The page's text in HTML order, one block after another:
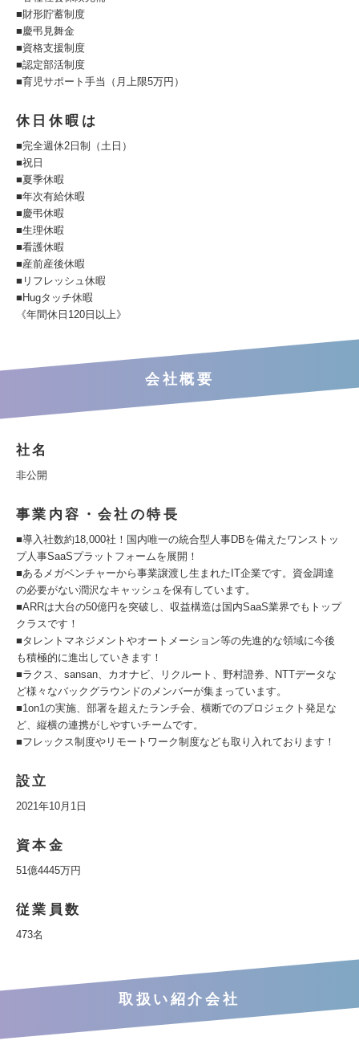
■財形貯蓄制度
■慶弔見舞金
■資格支援制度
■認定部活制度
■育児サポート手当（月上限5万円）
休日休暇は
■完全週休2日制（土日）
■祝日
■夏季休暇
■年次有給休暇
■慶弔休暇
■生理休暇
■看護休暇
■産前産後休暇
■リフレッシュ休暇
■Hugタッチ休暇
《年間休日120日以上》
会社概要
社名
非公開
事業内容・会社の特長
■導入社数約18,000社！国内唯一の統合型人事DBを備えたワンストッ
プ人事SaaSプラットフォームを展開！
■あるメガベンチャーから事業譲渡し生まれたIT企業です。資金調達
の必要がない潤沢なキャッシュを保有しています。
■ARRは大台の50億円を突破し、収益構造は国内SaaS業界でもトップ
クラスです！
■タレントマネジメントやオートメーション等の先進的な領域に今後
も積極的に進出していきます！
■ラクス、sansan、カオナビ、リクルート、野村證券、NTTデータな
ど様々なバックグラウンドのメンバーが集まっています。
■1on1の実施、部署を超えたランチ会、横断でのプロジェクト発足な
ど、縦横の連携がしやすいチームです。
■フレックス制度やリモートワーク制度なども取り入れております！
設立
2021年10月1日
資本金
51億4445万円
従業員数
473名
取扱い紹介会社